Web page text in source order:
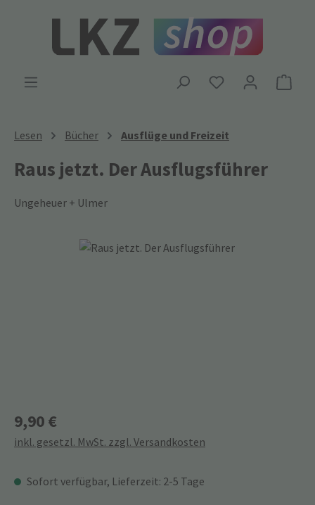
Zum Hauptinhalt springen
Lesen Bücher Ausflüge und Freizeit
Raus jetzt. Der Ausflugsführer
Ungeheuer + Ulmer
Bildergalerie überspringen
9,90 €
inkl. gesetzl. MwSt. zzgl. Versandkosten
Sofort verfügbar, Lieferzeit: 2-5 Tage